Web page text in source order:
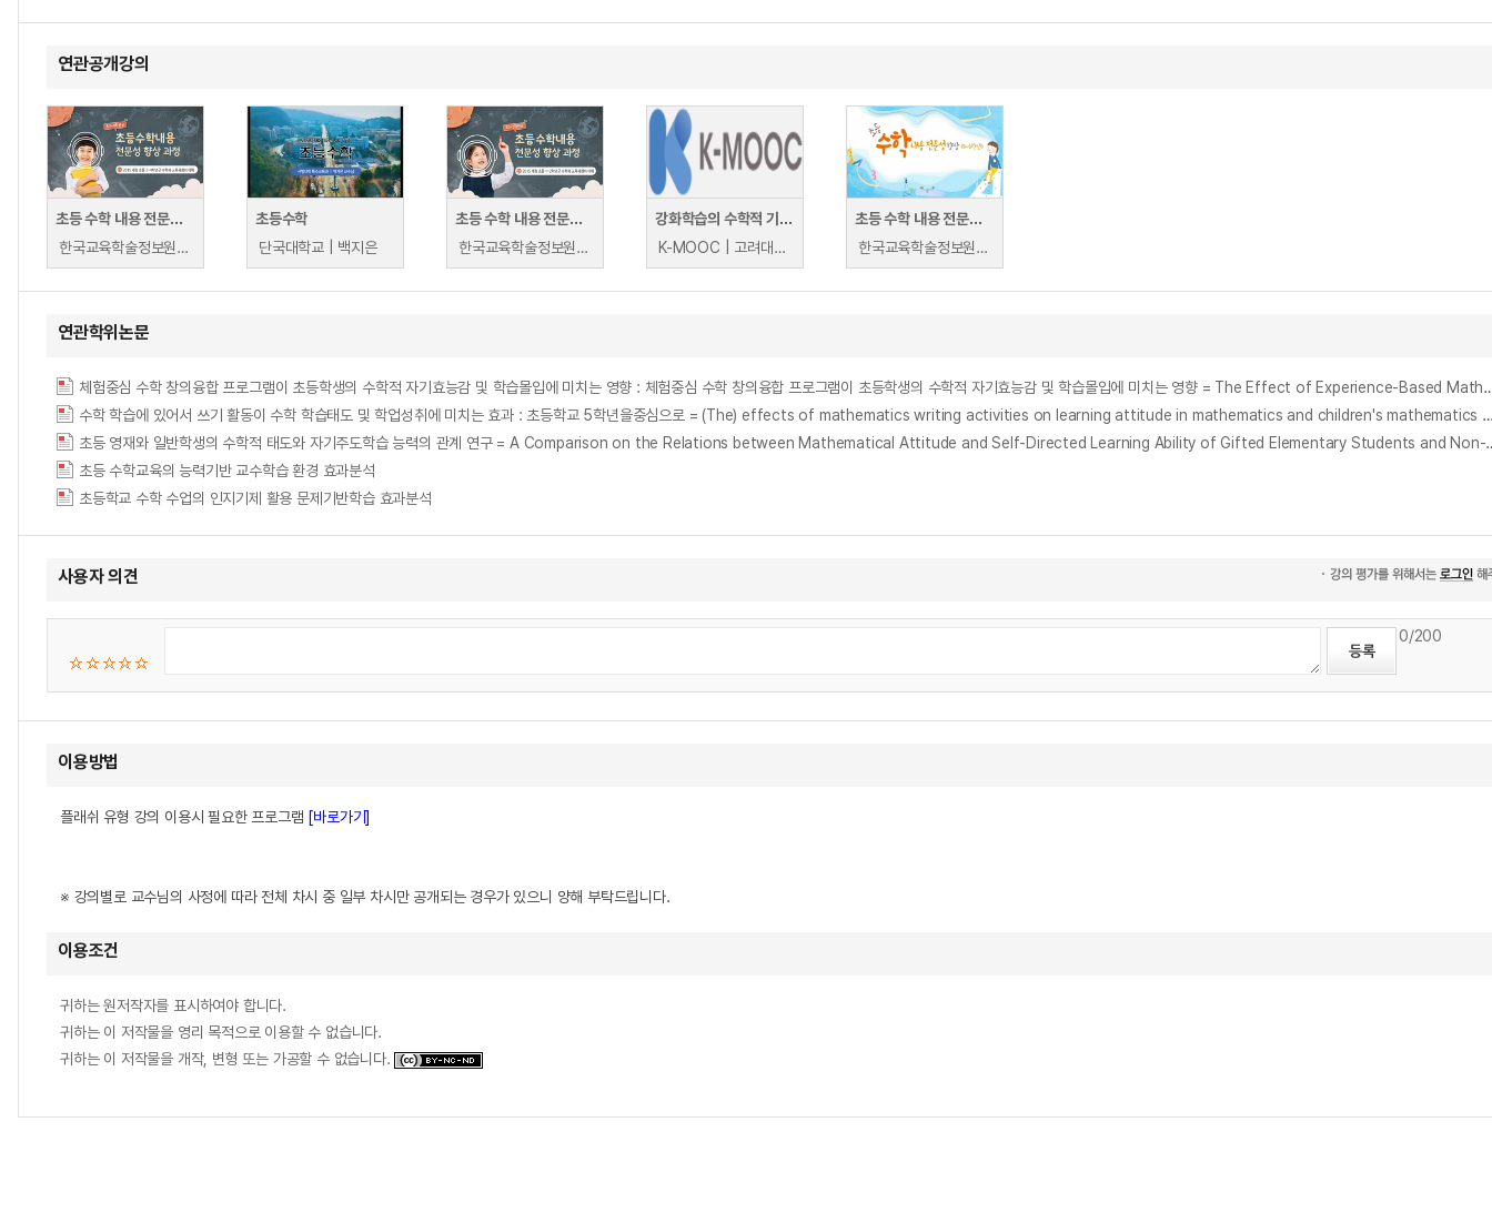
연관공개강의
초등 수학 내용 전문성 향상 과정(초3~4학년군)
한국교육학술정보원 | 한국교육학술정보원
초등수학
단국대학교 | 백지은
초등 수학 내용 전문성 향상 과정(초1~2학년군)
한국교육학술정보원 | 한국교육학술정보원
강화학습의 수학적 기초와 알고리듬 이해
K-MOOC | 고려대학교 정태수
초등 수학 내용 전문성 향상 과정(초5~6학년군)
한국교육학술정보원 | 한국교육학술정보원
연관학위논문
체험중심 수학 창의융합 프로그램이 초등학생의 수학적 자기효능감 및 학습몰입에 미치는 영향 : 체험중심 수학 창의융합 프로그램이 초등학생의 수학적 자기효능감
수학 학습에 있어서 쓰기 활동이 수학 학습태도 및 학업성취에 미치는 효과 : 초등학교 5학년을중심으로 = (The) effects of
초등 영재와 일반학생의 수학적 태도와 자기주도학습 능력의 관
초등 수학교육의 능력기반 교수학습 환경 효과분석
초등학교 수학 수업의 인지기제 활용 문제기반학습 효과분석
사용자 의견
0/200
이용방법
플래쉬 유형 강의 이용시 필요한 프로그램 [바로가기]
※ 강의별로 교수님의 사정에 따라 전체 차시 중 일부 차시만 공개되는 경우가 있으니 양해 부탁드립니다.
이용조건
귀하는 원저작자를 표시하여야 합니다.
귀하는 이 저작물을 영리 목적으로 이용할 수 없습니다.
귀하는 이 저작물을 개작, 변형 또는 가공할 수 없습니다.